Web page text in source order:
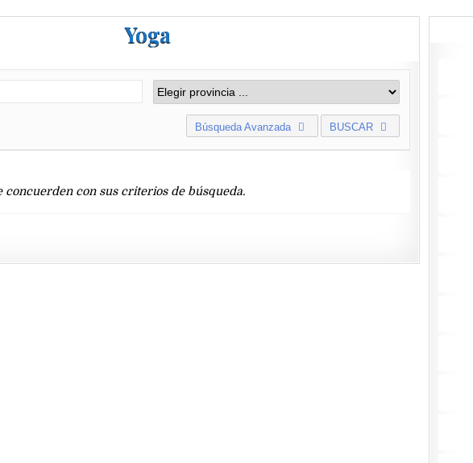
Yoga
Búsqueda Avanzada BUSCAR
concuerden con sus criterios de búsqueda.